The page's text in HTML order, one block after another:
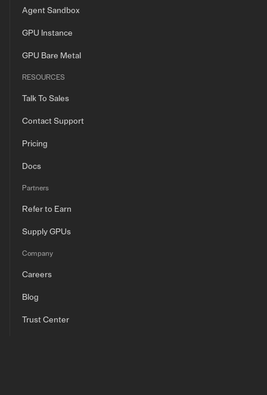
Agent Sandbox
GPU Instance
GPU Bare Metal
RESOURCES
Talk To Sales
Contact Support
Pricing
Docs
Partners
Refer to Earn
Supply GPUs
Company
Careers
Blog
Trust Center